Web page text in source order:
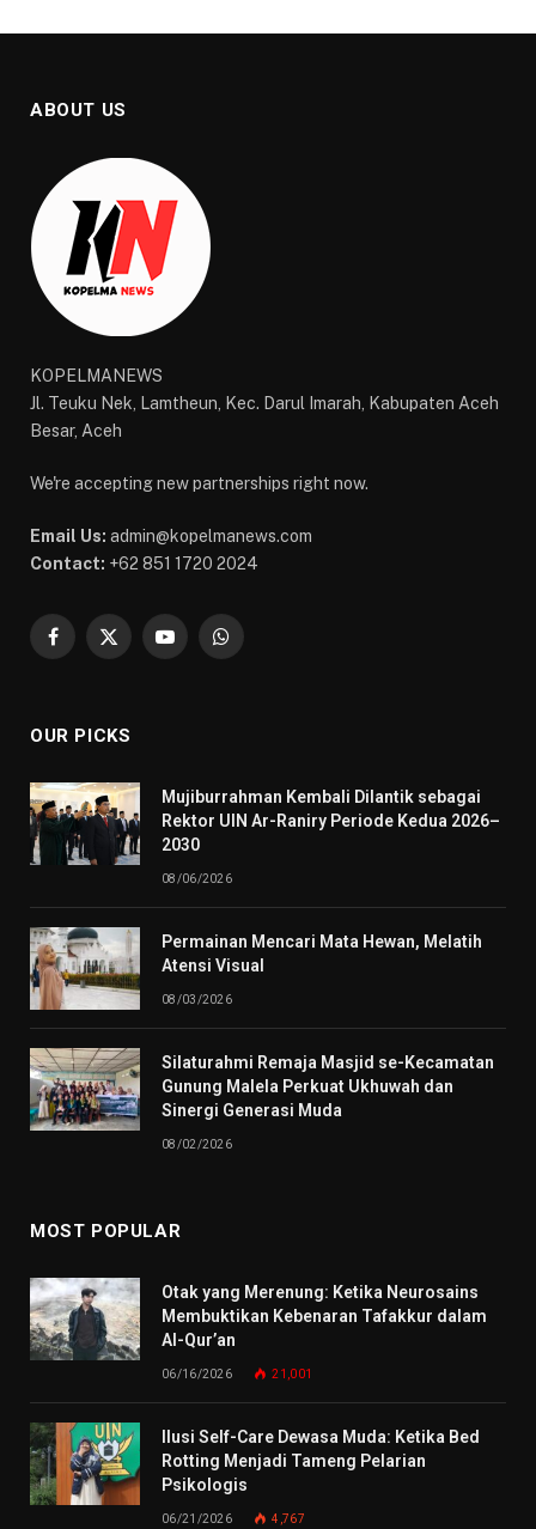
ABOUT US
KOPELMANEWS
Jl. Teuku Nek, Lamtheun, Kec. Darul Imarah, Kabupaten Aceh
Besar, Aceh
We're accepting new partnerships right now.
Email Us: admin@kopelmanews.com
Contact: +62 851 1720 2024
Facebook
X
YouTubeWhatsApp
OUR PICKS
Mujiburrahman Kembali Dilantik sebagai
Rektor UIN Ar-Raniry Periode Kedua 2026–
2030
08/06/2026
Permainan Mencari Mata Hewan, Melatih
Atensi Visual
08/03/2026
Silaturahmi Remaja Masjid se-Kecamatan
Gunung Malela Perkuat Ukhuwah dan
Sinergi Generasi Muda
08/02/2026
MOST POPULAR
Otak yang Merenung: Ketika Neurosains
Membuktikan Kebenaran Tafakkur dalam
Al-Qur’an
06/16/2026 21,001
Ilusi Self-Care Dewasa Muda: Ketika Bed
Rotting Menjadi Tameng Pelarian
Psikologis
06/21/2026 4,767